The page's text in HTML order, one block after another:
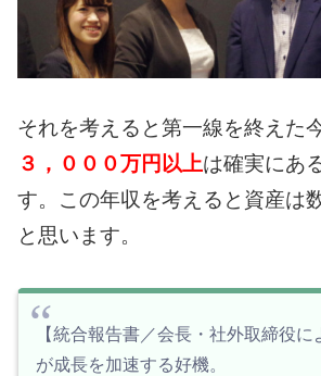
それを考えると第一線を終えた
３，０００万円以上は確実にあ
す。 この年収を考えると資産は
と思います。
【統合報告書／会長・社外取締役
が成長を加速する好機。